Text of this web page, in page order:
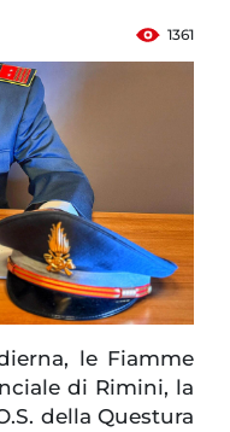
1361
le Fiamme
di Rimini, la
della Questura